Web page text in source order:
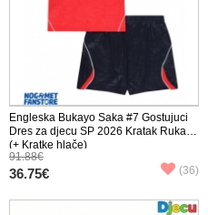
Engleska Bukayo Saka #7 Gostujuci
Dres za djecu SP 2026 Kratak Rukav
(+ Kratke hlače)
91.88€
36.75€ (36)